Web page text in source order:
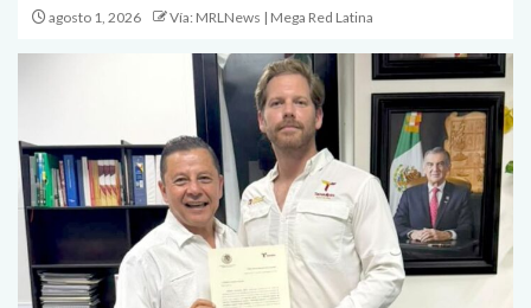
agosto 1, 2026 Vía: MRLNews | Mega Red Latina